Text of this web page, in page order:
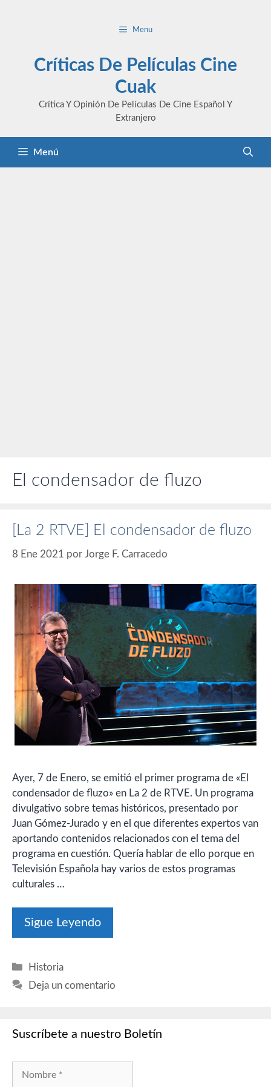
Menu
Críticas De Películas Cine
Cuak
Crítica Y Opinión De Películas De Cine Español Y
Extranjero
Menú
El condensador de fluzo
[La 2 RTVE] El condensador de fluzo
8 Ene 2021 por Jorge F. Carracedo
Ayer, 7 de Enero, se emitió el primer programa de «El
condensador de fluzo» en La 2 de RTVE. Un programa
divulgativo sobre temas históricos, presentado por
Juan Gómez-Jurado y en el que diferentes expertos van
aportando contenidos relacionados con el tema del
programa en cuestión. Quería hablar de ello porque en
Televisión Española hay varios de estos programas
culturales …
Sigue Leyendo
Categorías
Historia
Deja un comentario
Suscríbete a nuestro Boletín